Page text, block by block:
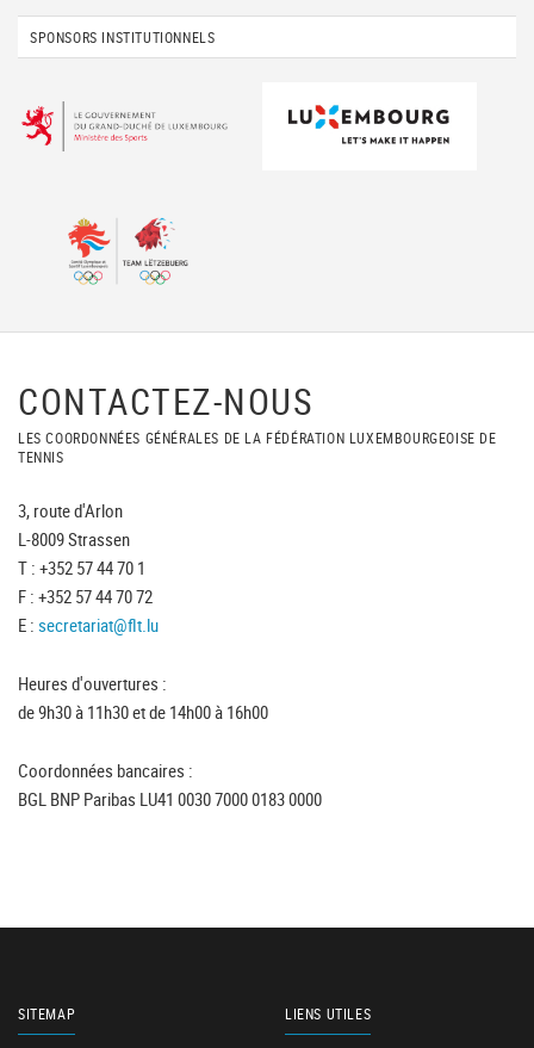
SPONSORS INSTITUTIONNELS
CONTACTEZ-NOUS
LES COORDONNÉES GÉNÉRALES DE LA FÉDÉRATION LUXEMBOURGEOISE DE
TENNIS
3, route d'Arlon
L-8009 Strassen
T : +352 57 44 70 1
F : +352 57 44 70 72
E : secretariat@flt.lu
Heures d'ouvertures :
de 9h30 à 11h30 et de 14h00 à 16h00
Coordonnées bancaires :
BGL BNP Paribas LU41 0030 7000 0183 0000
SITEMAP LIENS UTILES